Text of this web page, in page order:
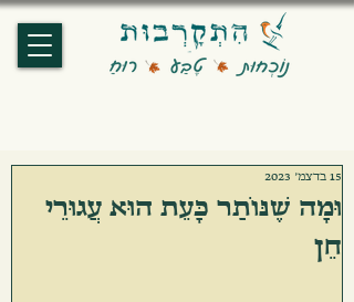
וּמָה שֶׁנּוֹתַר כָּעֵת הוּא עֲגוּרֵי
חֵן
15 בדצמ׳ 2023